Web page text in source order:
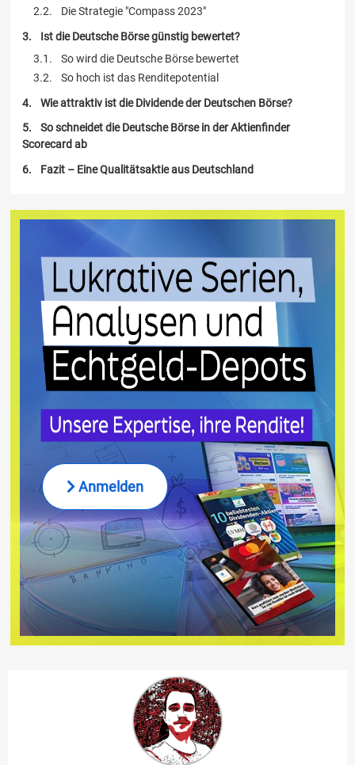
Die Strategie "Compass 2023"
Ist die Deutsche Börse günstig bewertet?
So wird die Deutsche Börse bewertet
So hoch ist das Renditepotential
Wie attraktiv ist die Dividende der Deutschen Börse?
So schneidet die Deutsche Börse in der Aktienfinder
Scorecard ab
Fazit – Eine Qualitätsaktie aus Deutschland
Anmelden